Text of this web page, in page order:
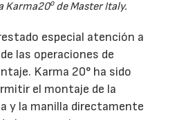
Karma20o de Master Italy.
especial atención a
las operaciones de
Karma 20° ha sido
el montaje de la
y la manilla directamente